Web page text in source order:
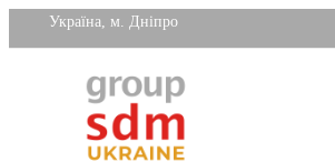
Україна, м. Дніпро